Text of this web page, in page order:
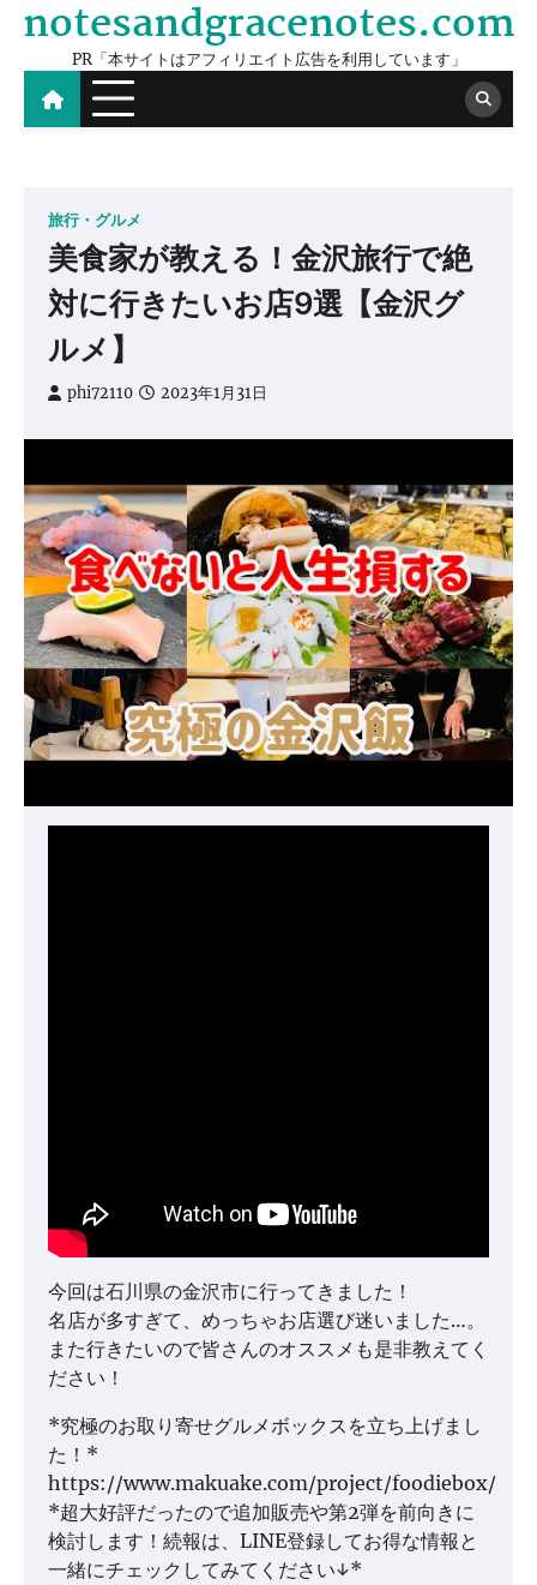
Skip
content
notesandgracenotes.com
PR「本サイトはアフィリエイト広告を利用しています」
旅行・グルメ
美食家が教える！金沢旅行で絶
対に行きたいお店9選【金沢グ
ルメ】
phi72110 2023年1月31日
今回は石川県の金沢市に行ってきました！
名店が多すぎて、めっちゃお店選び迷いました…。
また行きたいので皆さんのオススメも是非教えてく
ださい！
*究極のお取り寄せグルメボックスを立ち上げまし
た！*
https://www.makuake.com/project/foodiebox/
*超大好評だったので追加販売や第2弾を前向きに
検討します！続報は、LINE登録してお得な情報と
一緒にチェックしてみてください↓*